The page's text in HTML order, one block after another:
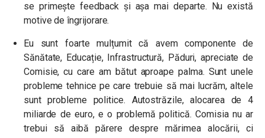
se primește feedback și așa mai departe. Nu există
motive de îngrijorare.
Eu sunt foarte mulțumit că avem componente de
Sănătate, Educație, Infrastructură, Păduri, apreciate de
Comisie, cu care am bătut aproape palma. Sunt unele
probleme tehnice pe care trebuie să mai lucrăm, altele
sunt probleme politice. Autostrăzile, alocarea de 4
miliarde de euro, e o problemă politică. Comisia nu ar
trebui să aibă părere despre mărimea alocării, ci